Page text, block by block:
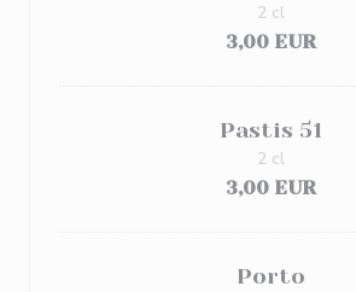
3,00 EUR
2 cl
Pastis 51
3,00 EUR
2 cl
Porto